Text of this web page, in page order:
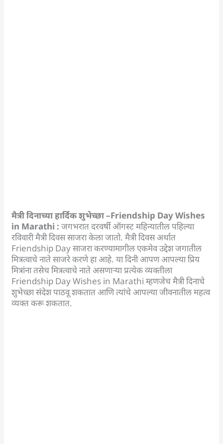
मैत्री दिनाच्या हार्दिक शुभेच्छा –Friendship Day Wishes
in Marathi : जगभरात दरवर्षी ऑगस्ट महिन्यातील पहिल्या
रविवारी मैत्री दिवस साजरा केला जातो. मैत्री दिवस अर्थात
Friendship Day साजरा करण्यामागील एकमेव उद्देश जगातील
मित्रत्वाचे नाते साजरे करणे हा आहे. या दिनी आपण आपल्या प्रिय
मित्रांना तसेच मित्रत्वाचे नाते असणाऱ्या प्रत्येक व्यक्तीला
Friendship Day Wishes in Marathi म्हणजेच मैत्री दिनाचे
शुभेच्छा संदेश पाठवू शकतात आणि त्यांचे आपल्या जीवनातील महत्व
व्यक्त करू शकतात.